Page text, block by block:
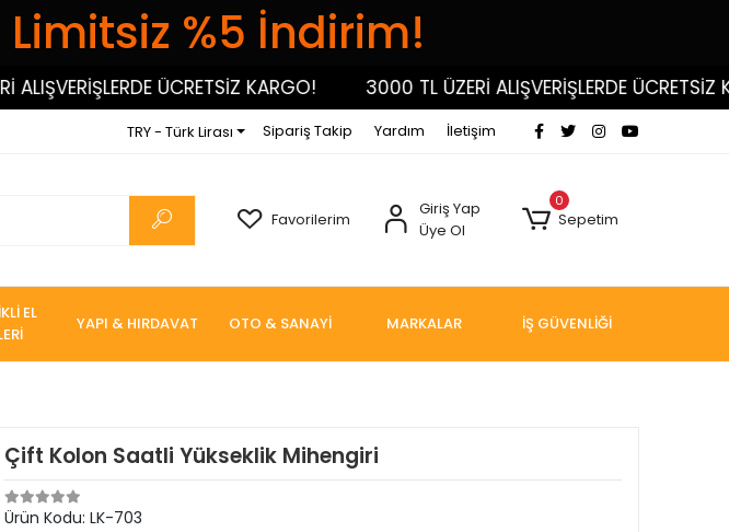
%5 İndirim!
ÜCRETSİZ KARGO! 3000 TL ÜZERİ ALIŞVERİŞLERDE ÜCRETSİZ
TRY - Türk Lirası Sipariş Takip Yardım İletişim
Favorilerim
Giriş Yap
Üye Ol
0
Sepetim
EL
YAPI & HIRDAVAT OTO & SANAYİ MARKALAR İŞ GÜVENLİĞİ
Çift Kolon Saatli Yükseklik Mihengiri
Ürün Kodu: LK-703